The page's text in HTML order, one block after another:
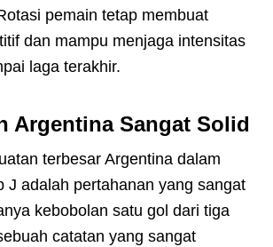
pemain tetap membuat
dan mampu menjaga intensitas
laga terakhir.
Argentina Sangat Solid
terbesar Argentina dalam
J adalah pertahanan yang sangat
kebobolan satu gol dari tiga
catatan yang sangat